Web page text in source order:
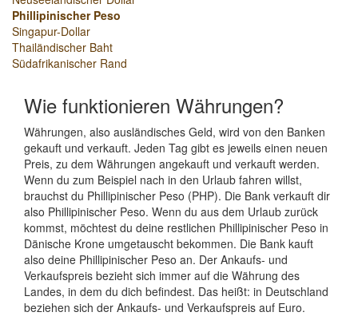
Phillipinischer Peso
Singapur-Dollar
Thailändischer Baht
Südafrikanischer Rand
Wie funktionieren Währungen?
Währungen, also ausländisches Geld, wird von den Banken
gekauft und verkauft. Jeden Tag gibt es jeweils einen neuen
Preis, zu dem Währungen angekauft und verkauft werden.
Wenn du zum Beispiel nach in den Urlaub fahren willst,
brauchst du Phillipinischer Peso (PHP). Die Bank verkauft dir
also Phillipinischer Peso. Wenn du aus dem Urlaub zurück
kommst, möchtest du deine restlichen Phillipinischer Peso in
Dänische Krone umgetauscht bekommen. Die Bank kauft
also deine Phillipinischer Peso an. Der Ankaufs- und
Verkaufspreis bezieht sich immer auf die Währung des
Landes, in dem du dich befindest. Das heißt: in Deutschland
beziehen sich der Ankaufs- und Verkaufspreis auf Euro.